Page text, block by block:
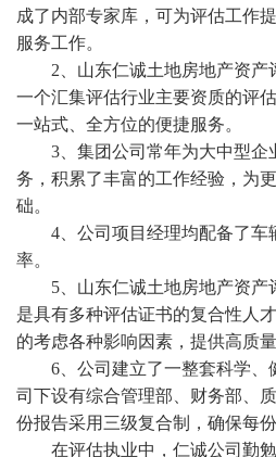
成了内部专家库，可为评估工作
服务工作。
2、山东仁诚土地房地产资产
一个汇集评估行业主要资质的评
一站式、全方位的便捷服务。
3、集团公司常年为大中型企
务，积累了丰富的工作经验，为
础。
4、公司项目经理均配备了车
率。
5、山东仁诚土地房地产资产
是具有多种评估证书的复合性人
的考虑各种影响因素，提供高质量
6、公司建立了一整套科学、
司下设有综合管理部、财务部、
份报告采用三级复合制，确保每
在评估执业中，仁诚公司勤勉